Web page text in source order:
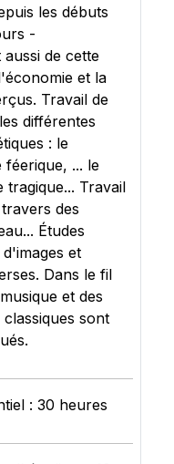
les débuts
-
aussi de cette
et la
Travail de
différentes
: le
féerique, ... le
tragique... Travail
des
Études
et
Dans le fil
et des
sont
: 30 heures